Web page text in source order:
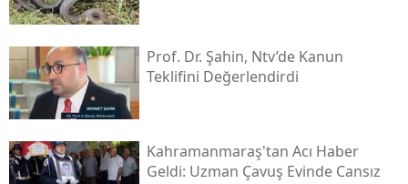
Prof. Dr. Şahin, Ntv’de Kanun
Teklifini Değerlendirdi
Kahramanmaraş'tan Acı Haber
Geldi: Uzman Çavuş Evinde Cansız